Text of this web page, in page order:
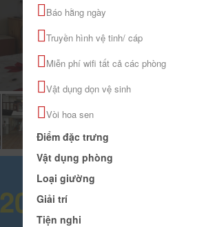
200.000 đ
Báo hằng ngày
Truyền hình vệ tinh/ cáp
Miễn phí wifi tất cả các phòng
Vật dụng dọn vệ sinh
Vòi hoa sen
Điểm đặc trưng
Vật dụng phòng
Loại giường
Giải trí
Tiện nghi